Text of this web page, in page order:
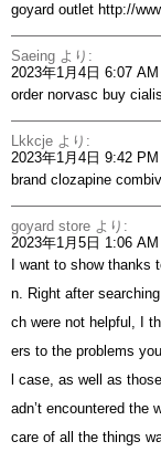
goyard outlet http://
Saeing より:
2023年1月4日 6:07 AM
order norvasc buy
Lkkcje より:
2023年1月4日 9:42 PM
brand clozapine
goyard store より:
2023年1月5日 1:06 AM
I want to show
n. Right after
ch were not helpful, I
ers to the problems
l case, as well as
adn’t encountered the
care of all the things